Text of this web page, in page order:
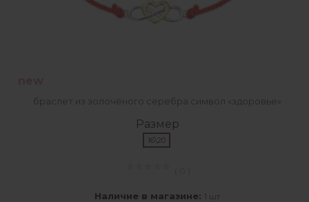
браслет из золочёного серебра.символ «здоровье»
Размер
16\20
Наличие в магазине: 1 шт